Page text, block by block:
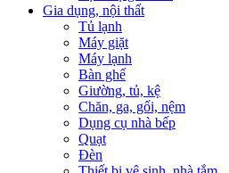
Gia dụng, nội thất
Tủ lạnh
Máy giặt
Máy lạnh
Bàn ghế
Giường, tủ, kệ
Chăn, ga, gối, nệm
Dụng cụ nhà bếp
Quạt
Đèn